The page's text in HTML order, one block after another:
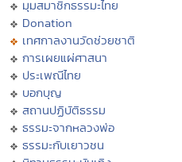
มุมสมาชิกธรรมะไทย
Donation
เทศกาลงานวัดช่วยชาติ
การเผยแผ่ศาสนา
ประเพณีไทย
บอกบุญ
สถานปฏิบัติธรรม
ธรรมะจากหลวงพ่อ
ธรรมะกับเยาวชน